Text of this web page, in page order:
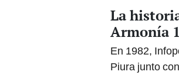
La
Armonía
En 1982,
Piura junto